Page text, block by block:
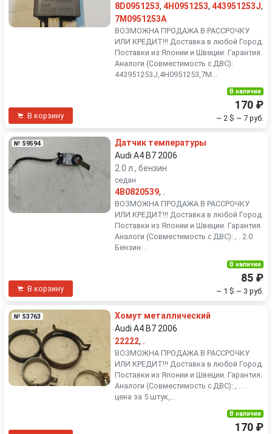
8D0951253, 4H0951253, 443951253J,
7M0951253A
ВОЗМОЖНА ПРОДАЖА В РАССРОЧКУ
ИЛИ КРЕДИТ!!! Доставка в любой Город.
Поставки из Японии и Швеции. Гарантия.
Аналоги (Совместимость с ДВС):
443951253J,4H0951253,7M...
В корзину
В наличии
170 ₽
~ 2 $ ~ 7 руб.
№ 59594
Датчик температуры
Audi A4 B7 2006
2.0 л., бензин
седан
4B0820539, .
ВОЗМОЖНА ПРОДАЖА В РАССРОЧКУ
ИЛИ КРЕДИТ!!! Доставка в любой Город.
Поставки из Японии и Швеции. Гарантия.
Аналоги (Совместимость с ДВС): , . 2.0
Бензин. .
В корзину
В наличии
85 ₽
~ 1 $ ~ 3 руб.
№ 53763
Хомут металлический
Audi A4 B7 2006
22222, .
ВОЗМОЖНА ПРОДАЖА В РАССРОЧКУ
ИЛИ КРЕДИТ!!! Доставка в любой Город.
Поставки из Японии и Швеции. Гарантия.
Аналоги (Совместимость с ДВС): , . . .
цена за 5 штук,...
В наличии
170 ₽